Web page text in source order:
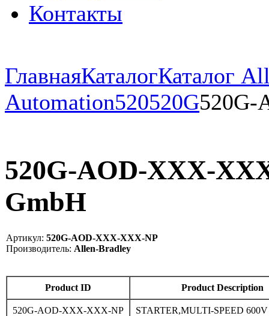
Контакты
ГлавнаяКаталогКаталог
Automation520520G520G-
520G-AOD-XXX-
GmbH
Артикул: 520G-AOD-XXX-XXX-NP
Производитель: Allen-Bradley
Product ID Product Description
520G-AOD-XXX-XXX-NP STARTER,MULTI-SPEED